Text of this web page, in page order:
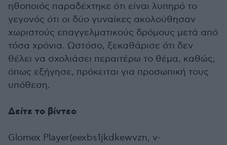
ηθοποιός παραδέχτηκε ότι είναι λυπηρό το
γεγονός ότι οι δύο γυναίκες ακολούθησαν
χωριστούς επαγγελματικούς δρόμους μετά από
τόσα χρόνια. Ωστόσο, ξεκαθάρισε ότι δεν
θέλει να σχολιάσει περαιτέρω το θέμα, καθώς,
όπως εξήγησε, πρόκειται για προσωπική τους
υπόθεση.
Δείτε το βίντεο
Glomex Player(eexbs1jkdkewvzn, v-